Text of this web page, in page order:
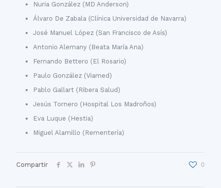
Nuria González (MD Anderson)
Álvaro De Zabala (Clínica Universidad de Navarra)
José Manuel López (San Francisco de Asís)
Antonio Alemany (Beata María Ana)
Fernando Bettero (El Rosario)
Paulo González (Viamed)
Pablo Gallart (Ribera Salud)
Jesús Tornero (Hospital Los Madroños)
Eva Luque (Hestia)
Miguel Alamillo (Rementería)
Compartir 0